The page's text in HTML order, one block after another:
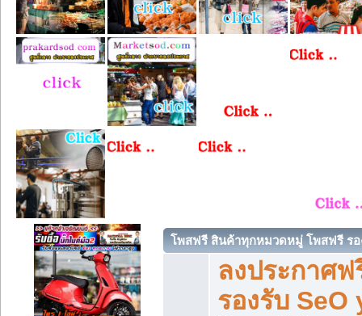
โพสฟรี สินค้าทุกหมวดหมู่ โพสฟรี รอ
ลงประกาศ
รองรับ